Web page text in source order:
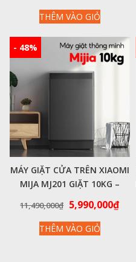
GIẶT HƠI NƯỚC DIỆT KHUẨN
là:
10,900,000₫.
là:
THÊM VÀO GIỎ
- 48%
MÁY GIẶT CỬA TRÊN XIAOMI
MIJA MJ201 GIẶT 10KG –
11,490,000₫ Giá
là:
5,990,000₫Giá
THÊM VÀO GIỎ